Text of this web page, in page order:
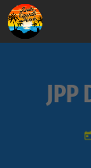
JPP